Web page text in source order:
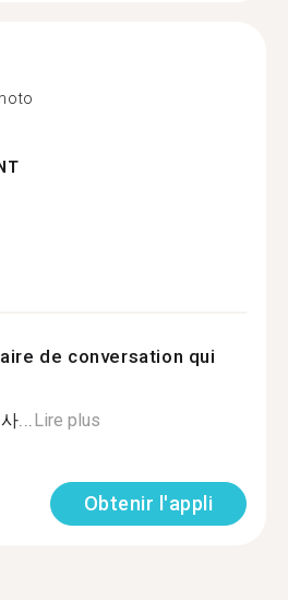
de conversation qui
...Lire plus
Obtenir l'appli